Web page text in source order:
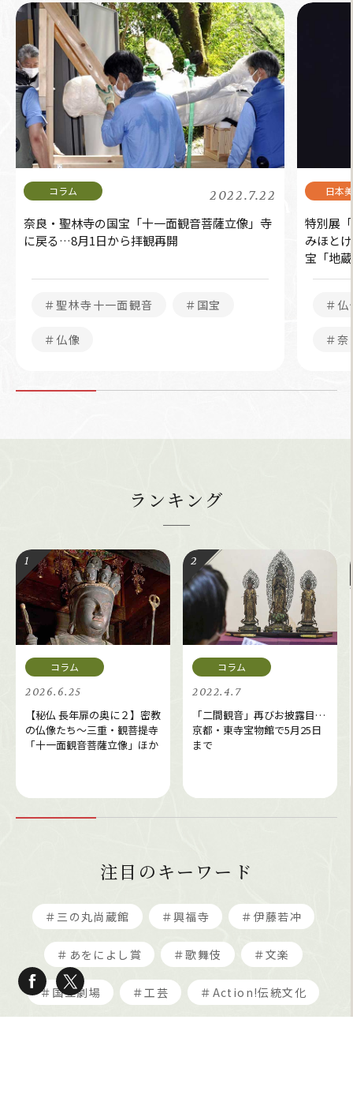
2022.7.22
奈良・聖林寺の国宝「十一面観音菩薩立像」寺
に戻る…8月1日から拝観再開
＃聖林寺十一面観音 ＃国宝
＃仏像
特別展
みほと
宝「地
＃仏
＃
ランキング
2026.6.25
【秘仏 長年扉の奥に２】密教
の仏像たち～三重・観菩提寺
「十一面観音菩薩立像」ほか
2022.4.7
「二間観音」再びお披露目…
京都・東寺宝物館で5月25日
まで
注目のキーワード
＃三の丸尚蔵館 ＃興福寺 ＃伊藤若冲
＃あをによし賞 ＃歌舞伎 ＃文楽
＃国立劇場 ＃工芸 ＃Action!伝統文化